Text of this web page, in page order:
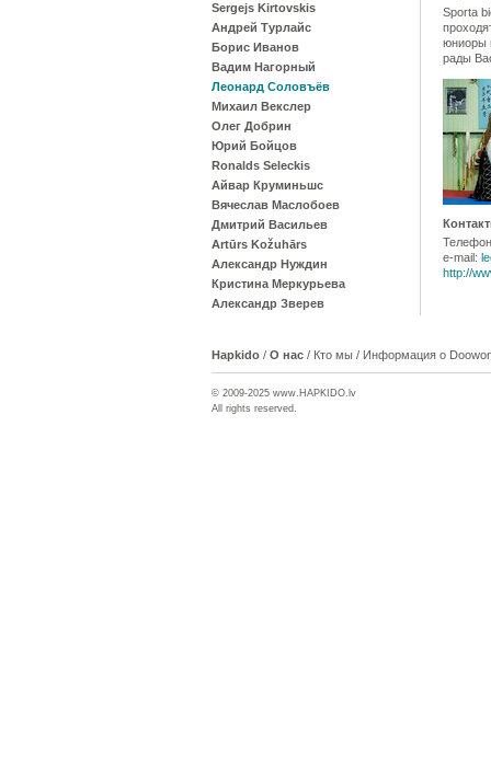
Sergejs Kirtovskis
Андрей Турлайс
Борис Иванов
Вадим Нагорный
Леонард Соловъёв
Михаил Векслер
Олег Добрин
Юрий Бойцов
Ronalds Seleckis
Айвар Круминьшс
Вячеслав Маслобоев
Дмитрий Васильев
Artūrs Kožuhārs
Александр Нуждин
Кристина Меркурьева
Александр Зверев
Sporta
юниоры
рады
e-mail:
http://
Hapkido / О нас / Кто мы / Информация о
© 2009-2025 www. HAPKIDO.lv
All rights reserved.